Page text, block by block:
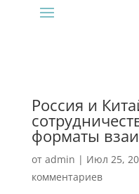
Россия и
форматы
от admin | Июл 25,
комментариев